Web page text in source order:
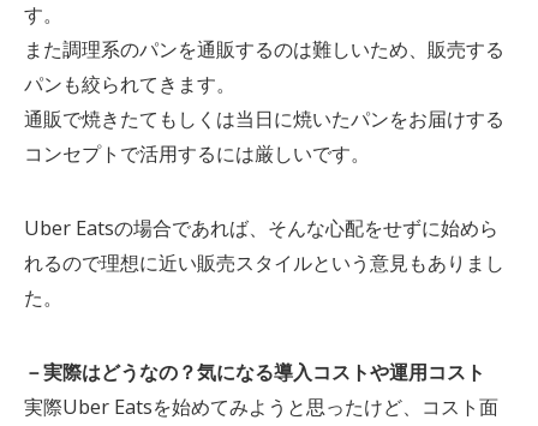
す。
また調理系のパンを通販するのは難しいため、販売する
パンも絞られてきます。
通販で焼きたてもしくは当日に焼いたパンをお届けする
コンセプトで活用するには厳しいです。
Uber Eatsの場合であれば、そんな心配をせずに始めら
れるので理想に近い販売スタイルという意見もありまし
た。
－実際はどうなの？気になる導入コストや運用コスト
実際Uber Eatsを始めてみようと思ったけど、コスト面